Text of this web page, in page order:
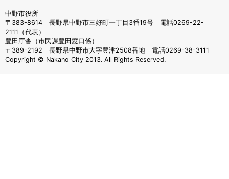
中野市役所
〒383-8614 長野県中野市三好町一丁目3番19号 電話0269-22-
2111（代表）
豊田庁舎（市民課豊田窓口係）
〒389-2192 長野県中野市大字豊津2508番地 電話0269-38-3111
Copyright © Nakano City 2013. All Rights Reserved.